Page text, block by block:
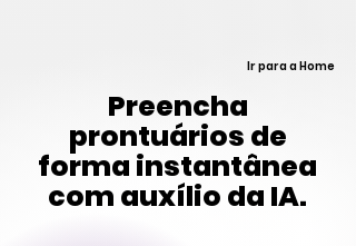
Ir para a Home
Preencha
prontuários de
forma instantânea
com auxílio da IA.